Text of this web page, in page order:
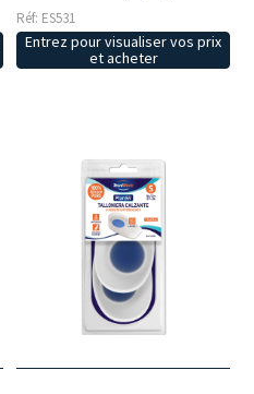
Réf: ES531
Entrez pour visualiser vos prix
et acheter